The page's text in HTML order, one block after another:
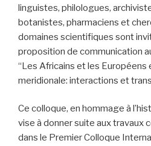
linguistes, philologues,
botanistes, pharmaciens et
domaines scientifiques sont
proposition de communication
“Les Africains et les Européens
meridionale: interactions et
Ce colloque, en hommage à
vise à donner suite aux travaux
dans le Premier Colloque